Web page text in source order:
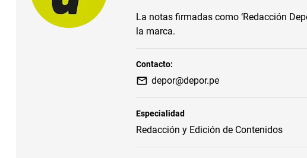
La notas firmadas como ‘Redacción
la marca.
Contacto:
depor@depor.pe
Especialidad
Redacción y Edición de Contenidos